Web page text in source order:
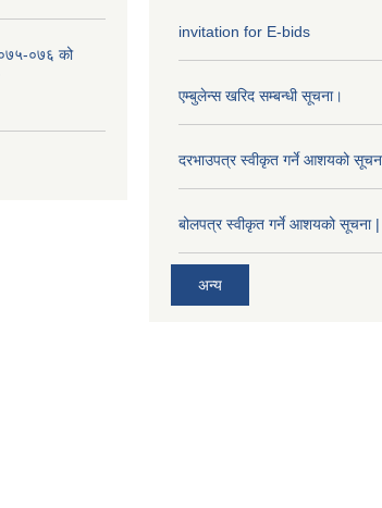
०७६ को
invitation for E-bids
एम्बुलेन्स खरिद सम्बन्धी सूचना।
दरभाउपत्र स्वीकृत गर्ने आशयको
बोलपत्र स्वीकृत गर्ने आशयको सूचना |
अन्य